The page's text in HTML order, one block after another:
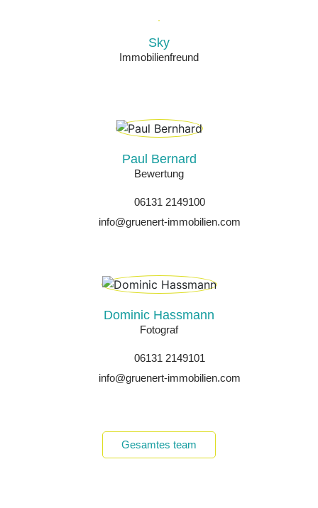
Sky
Immobilienfreund
Paul Bernard
Bewertung
06131 2149100
info@gruenert-immobilien.com
Dominic Hassmann
Fotograf
06131 2149101
info@gruenert-immobilien.com
Gesamtes team